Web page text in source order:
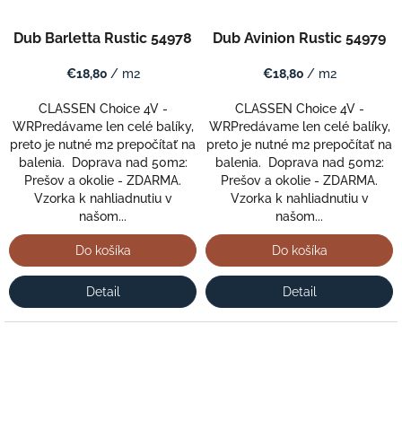
Dub Barletta Rustic 54978
€18,80 / m2
CLASSEN Choice 4V -
WRPredávame len celé balíky,
preto je nutné m2 prepočítať na
balenia. Doprava nad 50m2:
Prešov a okolie - ZDARMA.
Vzorka k nahliadnutiu v
našom...
Do košíka
Detail
Dub Avinion Rustic 54979
€18,80 / m2
CLASSEN Choice 4V -
WRPredávame len celé balíky,
preto je nutné m2 prepočítať na
balenia. Doprava nad 50m2:
Prešov a okolie - ZDARMA.
Vzorka k nahliadnutiu v
našom...
Do košíka
Detail